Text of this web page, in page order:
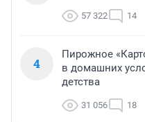
57 322 14
4
Пирожное
в домашних
детства
31 056 18